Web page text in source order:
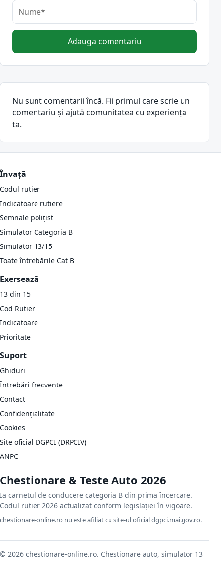
Adauga comentariu
Nu sunt comentarii încă. Fii primul care scrie un
comentariu și ajută comunitatea cu experiența
ta.
Învață
Codul rutier
Indicatoare rutiere
Semnale polițist
Simulator Categoria B
Simulator 13/15
Toate întrebările Cat B
Exersează
13 din 15
Cod Rutier
Indicatoare
Prioritate
Suport
Ghiduri
Întrebări frecvente
Contact
Confidențialitate
Cookies
Site oficial DGPCI (DRPCIV)
ANPC
Chestionare & Teste Auto 2026
Ia carnetul de conducere categoria B din prima încercare.
Codul rutier 2026 actualizat conform legislației în vigoare.
chestionare-online.ro nu este afiliat cu site-ul oficial dgpci.mai.gov.ro.
© 2026 chestionare-online.ro. Chestionare auto, simulator 13